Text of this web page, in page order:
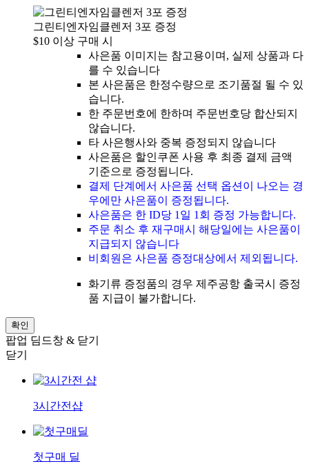
그린티엔자임클렌저 3포 증정
$10 이상 구매 시
사은품 이미지는 참고용이며, 실제 상품과 다
를 수 있습니다
본 사은품은 한정수량으로 조기품절 될 수 있
습니다.
한 주문번호에 한하며 주문번호당 합산되지
않습니다.
타 사은행사와 중복 증정되지 않습니다
사은품은 할인쿠폰 사용 후 최종 결제 금액
기준으로 증정됩니다.
결제 단계에서 사은품 선택 옵션이 나오는 경
우에만 사은품이 증정됩니다.
사은품은 한 ID당 1일 1회 증정 가능합니다.
주문 취소 후 재구매시 해당일에는 사은품이
지급되지 않습니다
비회원은 사은품 증정대상에서 제외됩니다.
화기류 증정품의 경우 제주공항 출국시 증정
품 지급이 불가합니다.
확인
팝업 딤드창 & 닫기
닫기
3시간전샵
첫구매 딜